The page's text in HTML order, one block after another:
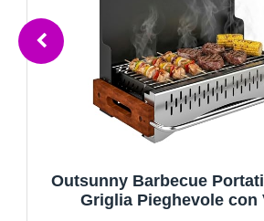
MasterCook - Barbecue
Friend Con Doppia Griglia